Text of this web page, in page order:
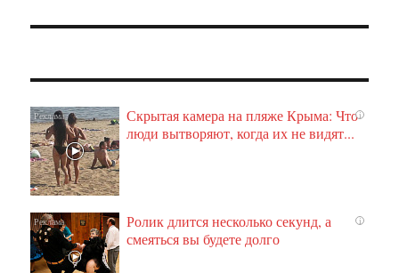
i
Скрытая камера на пляже Крыма: Что
люди вытворяют, когда их не видят...
i
Ролик длится несколько секунд, а
смеяться вы будете долго